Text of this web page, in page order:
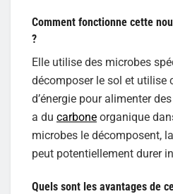
Comment fonctionne cette
?
Elle utilise des microbes
décomposer le sol et utilise
d’énergie pour alimenter
a du carbone organique
microbes le décomposent,
peut potentiellement durer
Quels sont les avantages de